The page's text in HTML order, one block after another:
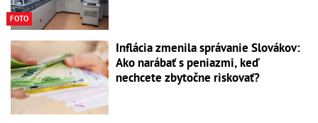
FOTO
Inflácia zmenila správanie Slovákov:
Ako narábať s peniazmi, keď
nechcete zbytočne riskovať?